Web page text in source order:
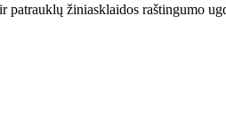
patrauklų žiniasklaidos raštingumo